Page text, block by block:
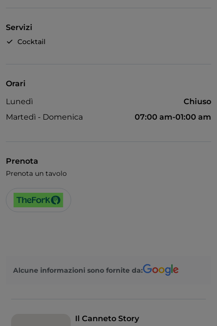
Servizi
Cocktail
Orari
Lunedì
Chiuso
Martedì - Domenica
07:00 am-01:00 am
Prenota
Prenota un tavolo
Alcune informazioni sono fornite da:
Il Canneto Story